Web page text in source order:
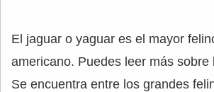
El jaguar o yaguar es el mayor
americano. Puedes leer más sobre
Se encuentra entre los grandes